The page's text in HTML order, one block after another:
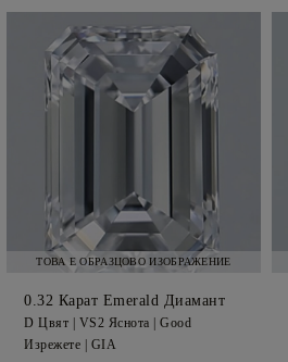
ТОВА Е ОБРАЗЦОВО ИЗОБРАЖЕНИЕ
0.32 Карат Emerald Диамант
D Цвят | VS2 Яснота | Good
Изрежете | GIA